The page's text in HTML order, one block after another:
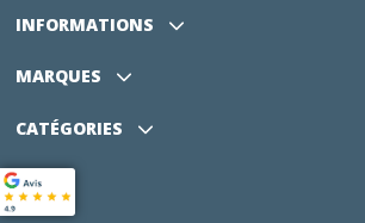
INFORMATIONS
MARQUES
CATÉGORIES